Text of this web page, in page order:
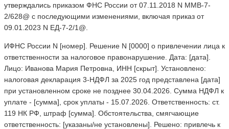
утверждались приказом ФНС России от 07.11.2018 N ММВ-7-
2/628@ с последующими изменениями, включая приказ от
09.01.2023 N ЕД-7-2/1@.
ИФНС России N [номер]. Решение N [0000] о привлечении лица к
ответственности за налоговое правонарушение. Дата: [дата].
Лицо: Иванова Мария Петровна, ИНН [скрыт]. Установлено:
налоговая декларация 3-НДФЛ за 2025 год представлена [дата]
при установленном сроке не позднее 30.04.2026. Сумма НДФЛ к
уплате - [сумма], срок уплаты - 15.07.2026. Ответственность: ст.
119 НК РФ, штраф [сумма]. Обстоятельства, смягчающие
ответственность: [указаны/не установлены]. Решено: привлечь к